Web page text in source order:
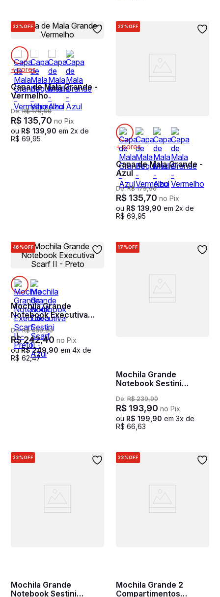
22%OFF
+ cores
Capa de Mala Grande -
Vermelho
De:R$ 179,90
R$ 135,70 no Pix
ou R$ 139 90 em 2x de
R$ 69 95
22%OFF
+ cores
Capa de Mala Grande -
Azul
De:R$ 179,90
R$ 135,70 no Pix
ou R$ 139 90 em 2x de
R$ 69 95
46%OFF
Mochila Grande
Notebook Executiva
Scarf II - Preto
De:R$ 459,90
R$242,40 no Pix
ouR$ 249 90 em 4x de
R$ 62,47
17%OFF
Mochila Grande
Notebook Sestini
De: R$ 239,90
R$ 193,90 no Pix
ou R$ 199 90 em 3x de
R$ 66 63
23%OFF
Mochila Grande
Notebook Sestini
23%OFF
Mochila Grande 2
Compartimentos